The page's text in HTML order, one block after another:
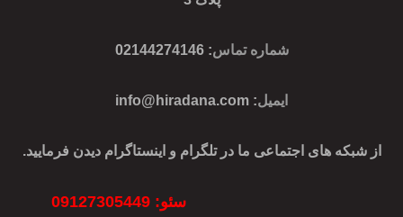
شماره تماس: 02144274146
ایمیل:
info@hiradana.com
از شبکه های اجتماعی ما در تلگرام و اینستاگرام دیدن فرمایید.
سئو: 09127305449